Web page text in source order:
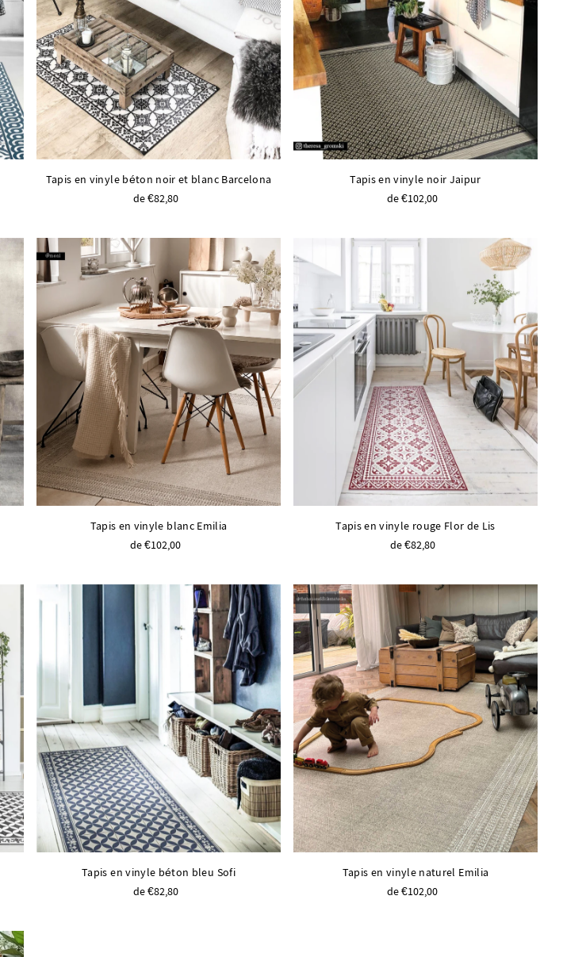
Tapis en vinyle béton noir et blanc Barcelona
de €82,80
Tapis en vinyle noir Jaipur
de €102,00
Tapis en vinyle blanc Emilia
de €102,00
Tapis en vinyle rouge Flor de Lis
de €82,80
Tapis en vinyle béton bleu Sofi
de €82,80
Tapis en vinyle naturel Emilia
de €102,00